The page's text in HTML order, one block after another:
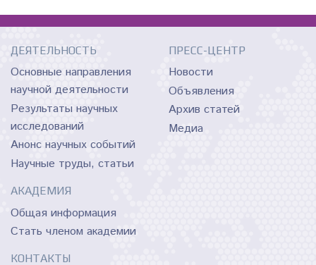
ДЕЯТЕЛЬНОСТЬ
Основные направления
научной деятельности
Результаты научных
исследований
Анонс научных событий
Научные труды, статьи
ПРЕСС-ЦЕНТР
Новости
Объявления
Архив статей
Медиа
АКАДЕМИЯ
Общая информация
Стать членом академии
КОНТАКТЫ